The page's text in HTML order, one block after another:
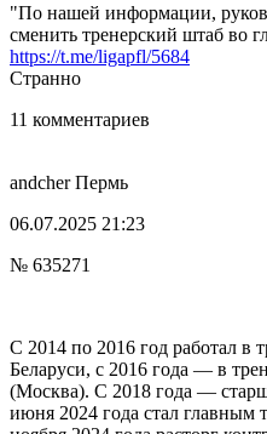
"По нашей информации,
сменить тренерский штаб во
https://t.me/ligapfl/5684
Странно
11 комментариев
andcherПермь
06.07.2025 21:23
№ 635271
С 2014 по 2016 год работал в
Беларуси, с 2016 года — в
(Москва). С 2018 года —
июня 2024 года стал главным